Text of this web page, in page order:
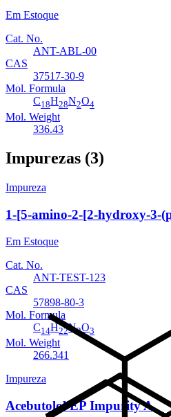
Em Estoque
Cat. No.
ANT-ABL-00
CAS
37517-30-9
Mol. Formula
C18H28N2O4
Mol. Weight
336.43
Impurezas (3)
Impureza
1-[5-amino-2-[2-hydroxy-3-
Em Estoque
Cat. No.
ANT-TEST-123
CAS
57898-80-3
Mol. Formula
C14H22N2O3
Mol. Weight
266.341
Impureza
Acebutolol EP Impurity A